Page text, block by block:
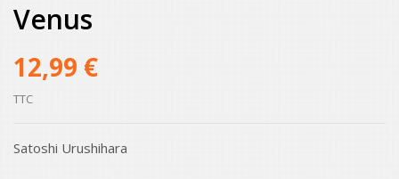
Venus
12,99 €
TTC
Satoshi Urushihara